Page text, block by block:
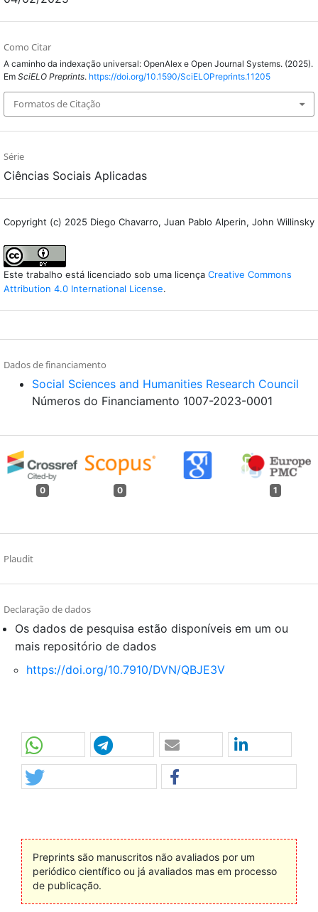
Como Citar
A caminho da indexação universal: OpenAlex e Open Journal Systems. (2025).
Em SciELO Preprints. https://doi.org/10.1590/SciELOPreprints.11205
Formatos de Citação
Série
Ciências Sociais Aplicadas
Copyright (c) 2025 Diego Chavarro, Juan Pablo Alperin, John Willinsky
Este trabalho está licenciado sob uma licença Creative Commons
Attribution 4.0 International License.
Dados de financiamento
Social Sciences and Humanities Research Council
Números do Financiamento 1007-2023-0001
0 0 1
Plaudit
Declaração de dados
Os dados de pesquisa estão disponíveis em um ou
mais repositório de dados
https://doi.org/10.7910/DVN/QBJE3V
Preprints são manuscritos não avaliados por um
periódico científico ou já avaliados mas em processo
de publicação.